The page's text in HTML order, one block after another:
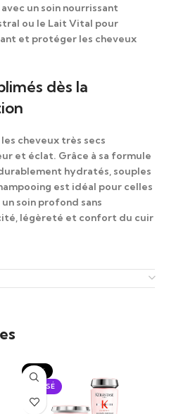
avec un soin nourrissant
ou le Lait Vital pour
et protéger les cheveux
dès la
les cheveux très secs
et éclat. Grâce à sa formule
hydratés, souples
est idéal pour celles
soin profond sans
légèreté et confort du cuir
-15%
ÉPUISÉ